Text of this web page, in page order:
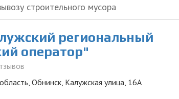
строительного мусора
региональный
оператор"
Обнинск, Калужская улица, 16А